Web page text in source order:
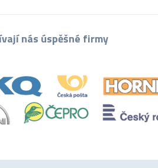
nás úspěšné firmy